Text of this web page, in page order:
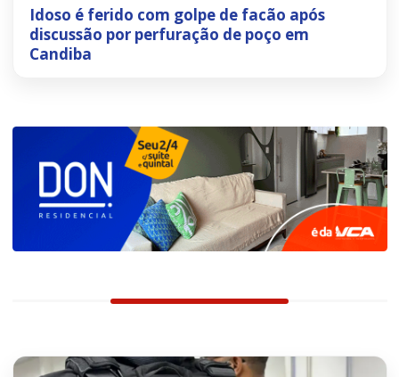
Idoso é ferido com golpe de facão após
discussão por perfuração de poço em
Candiba